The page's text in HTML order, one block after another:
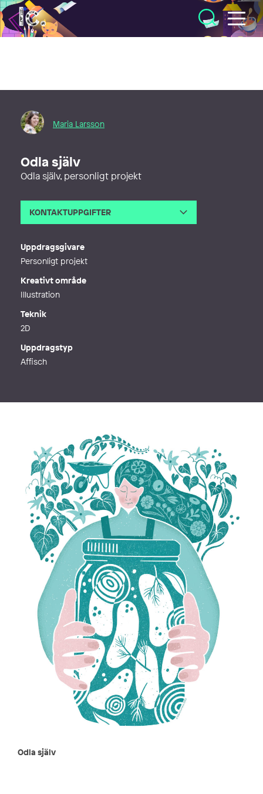
Illustratörcentrum
Maria Larsson
Odla själv
Odla själv, personligt projekt
KONTAKTUPPGIFTER
Uppdragsgivare
Personligt projekt
Kreativt område
Illustration
Teknik
2D
Uppdragstyp
Affisch
Odla själv